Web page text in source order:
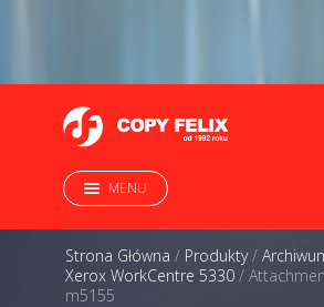
MENU
Strona Główna / Produkty/
Xerox WorkCentre 5330 /
m5155